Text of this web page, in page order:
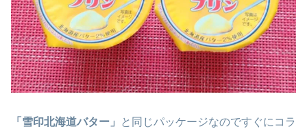
「雪印北海道バター」
と同じパッケージなのですぐにコラ